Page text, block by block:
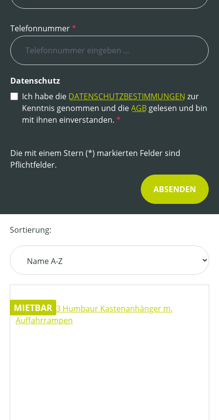
Telefonnummer*
Datenschutz
Ich habe die DATENSCHUTZBESTIMMUNGEN zur
Kenntnis genommen und die AGB gelesen und bin
mit ihnen einverstanden. *
Die mit einem Stern (*) markierten Felder sind
Pflichtfelder.
ABSENDEN
Sortierung:
MIETBAR